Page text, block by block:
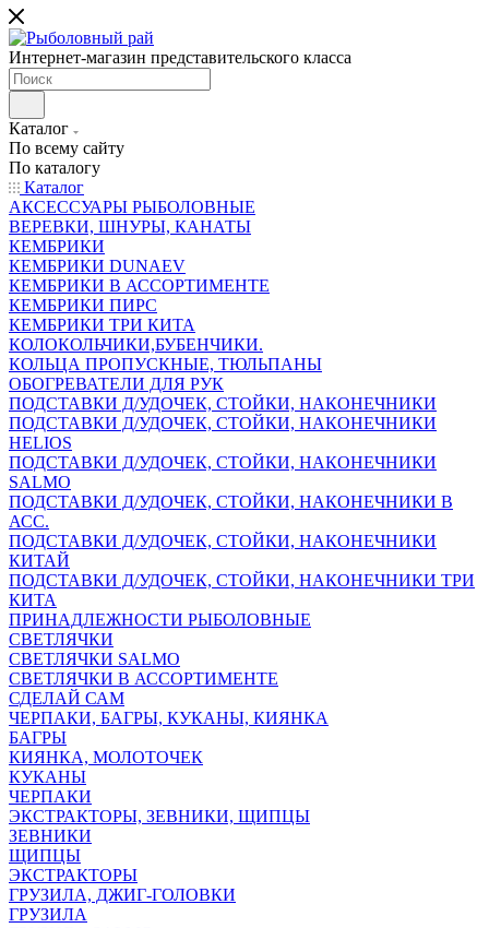
Интернет-магазин представительского класса
Каталог
По всему сайту
По каталогу
Каталог
АКСЕССУАРЫ РЫБОЛОВНЫЕ
ВЕРЕВКИ, ШНУРЫ, КАНАТЫ
КЕМБРИКИ
КЕМБРИКИ DUNAEV
КЕМБРИКИ В АССОРТИМЕНТЕ
КЕМБРИКИ ПИРС
КЕМБРИКИ ТРИ КИТА
КОЛОКОЛЬЧИКИ,БУБЕНЧИКИ.
КОЛЬЦА ПРОПУСКНЫЕ, ТЮЛЬПАНЫ
ОБОГРЕВАТЕЛИ ДЛЯ РУК
ПОДСТАВКИ Д/УДОЧЕК, СТОЙКИ, НАКОНЕЧНИКИ
ПОДСТАВКИ Д/УДОЧЕК, СТОЙКИ, НАКОНЕЧНИКИ
HELIOS
ПОДСТАВКИ Д/УДОЧЕК, СТОЙКИ, НАКОНЕЧНИКИ
SALMO
ПОДСТАВКИ Д/УДОЧЕК, СТОЙКИ, НАКОНЕЧНИКИ В
АСС.
ПОДСТАВКИ Д/УДОЧЕК, СТОЙКИ, НАКОНЕЧНИКИ
КИТАЙ
ПОДСТАВКИ Д/УДОЧЕК, СТОЙКИ, НАКОНЕЧНИКИ ТРИ
КИТА
ПРИНАДЛЕЖНОСТИ РЫБОЛОВНЫЕ
СВЕТЛЯЧКИ
СВЕТЛЯЧКИ SALMO
СВЕТЛЯЧКИ В АССОРТИМЕНТЕ
СДЕЛАЙ САМ
ЧЕРПАКИ, БАГРЫ, КУКАНЫ, КИЯНКА
БАГРЫ
КИЯНКА, МОЛОТОЧЕК
КУКАНЫ
ЧЕРПАКИ
ЭКСТРАКТОРЫ, ЗЕВНИКИ, ЩИПЦЫ
ЗЕВНИКИ
ЩИПЦЫ
ЭКСТРАКТОРЫ
ГРУЗИЛА, ДЖИГ-ГОЛОВКИ
ГРУЗИЛА